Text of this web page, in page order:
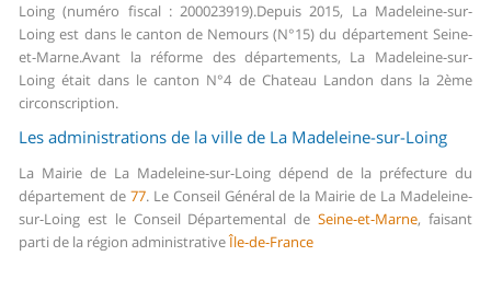
Loing (numéro fiscal : 200023919).Depuis 2015, La Madeleine-sur-
Loing est dans le canton de Nemours (N°15) du département Seine-
et-Marne.Avant la réforme des départements, La Madeleine-sur-
Loing était dans le canton N°4 de Chateau Landon dans la 2ème
circonscription.
Les administrations de la ville de La Madeleine-sur-Loing
La Mairie de La Madeleine-sur-Loing dépend de la préfecture du
département de 77.Le Conseil Général de la Mairie de La Madeleine-
sur-Loing est le Conseil Départemental de Seine-et-Marne, faisant
parti de la région administrativeÎle-de-France